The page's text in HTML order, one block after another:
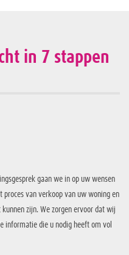
in 7 stappen
gaan we in op uw wensen
van verkoop van uw woning en
zijn. We zorgen ervoor dat wij
informatie die u nodig heeft om vol